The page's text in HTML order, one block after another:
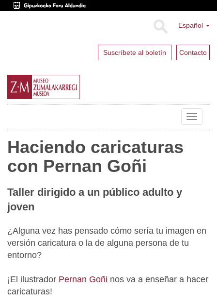
Español
Suscríbete al boletín Contacto
Toggle
Haciendo caricaturas
con Pernan Goñi
Taller dirigido a un público adulto y
joven
¿Alguna vez has pensado cómo sería tu imagen en
versión caricatura o la de alguna persona de tu
entorno?
¡El ilustrador Pernan Goñi nos va a enseñar a hacer
caricaturas!